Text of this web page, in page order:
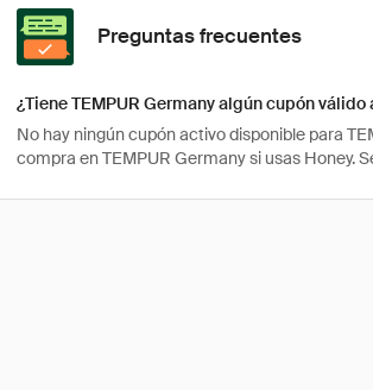
Preguntas frecuentes
¿Tiene TEMPUR Germany algún cupón válido
No hay ningún cupón activo disponible para
compra en TEMPUR Germany si usas Honey.